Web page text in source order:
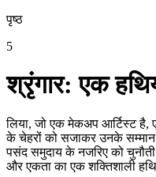
पृष्ठ
5
श्रृंगार: एक
लिया, जो एक मेकअप आर्टिस्ट है,
के चेहरों को सजाकर उनके
पसंद समुदाय के नजरिए को
और एकता का एक शक्तिशाली